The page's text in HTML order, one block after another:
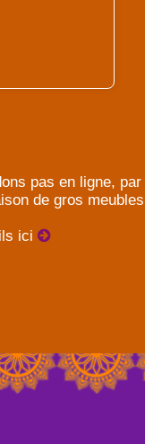
pas en ligne, par
de gros meubles
ici